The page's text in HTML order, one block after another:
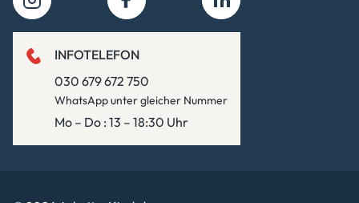
INFOTELEFON
030 679 672 750
WhatsApp unter gleicher Nummer
Mo – Do : 13 – 18:30 Uhr